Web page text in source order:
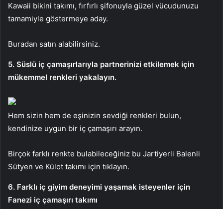
Kawaii bikini takımı, fırfırlı şifonuyla güzel vücudunuzu
tamamiyle göstermeye aday.
Buradan satın alabilirsiniz.
5. Süslü iç çamaşırlarıyla partnerinizi etkilemek için
mükemmel renkleri yakalayın.
Hem sizin hem de eşinizin sevdiği renkleri bulun,
kendinize uygun bir iç çamaşırı arayın.
Birçok farklı renkte bulabileceğiniz bu Jartiyerli Balenli
Sütyen ve Külot takımı için tıklayın.
6. Farklı iç giyim deneyimi yaşamak isteyenler için
Fanezi iç çamaşırı takımı